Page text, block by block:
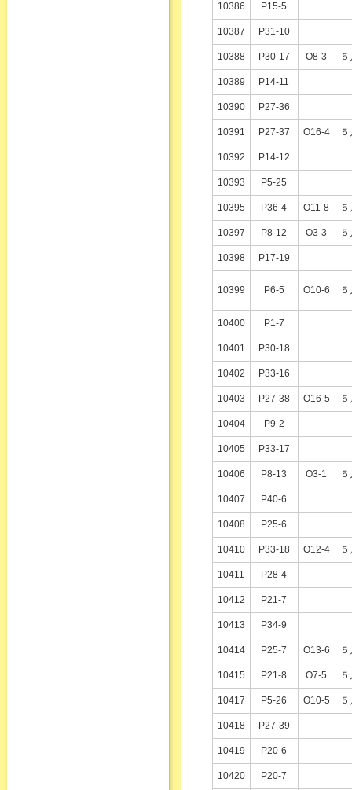
10386 P15-5
10387 P31-10
10388 P30-17 O8-3
10389 P14-11
10390 P27-36
10391 P27-37 O16-4
10392 P14-12
10393 P5-25
10395 P36-4 O11-8
10397 P8-12 O3-3
10398 P17-19
10399 P6-5 O10-6
10400 P1-7
10401 P30-18
10402 P33-16
10403 P27-38 O16-5
10404 P9-2
10405 P33-17
10406 P8-13 O3-1
10407 P40-6
10408 P25-6
10410 P33-18 O12-4
10411 P28-4
10412 P21-7
10413 P34-9
10414 P25-7 O13-6
10415 P21-8 O7-5
10417 P5-26 O10-5
10418 P27-39
10419 P20-6
10420 P20-7